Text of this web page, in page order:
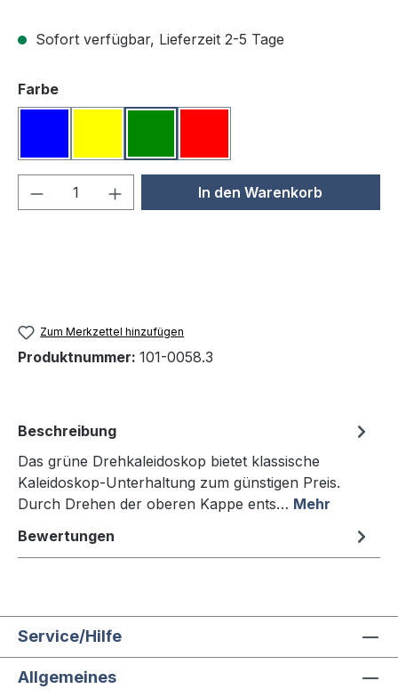
Sofort verfügbar, Lieferzeit 2-5 Tage
Farbeauswählen
Produkt Anzahl: Gib denIn den Warenkorb
Zum Merkzettel hinzufügen
Produktnummer: 101-0058.3
Beschreibung
Das grüne Drehkaleidoskop bietet klassische
Kaleidoskop-Unterhaltung zum günstigen Preis.
Durch Drehen der oberen Kappe ents… Mehr
Bewertungen
Service/Hilfe
Allgemeines